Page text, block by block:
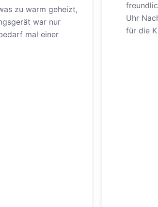
zu warm geheizt,
war nur
mal einer
Uhr
für die